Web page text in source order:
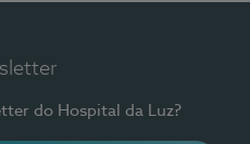
do Hospital da Luz?